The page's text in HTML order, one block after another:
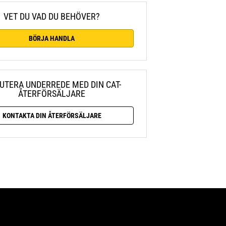
VET DU VAD DU BEHÖVER?
BÖRJA HANDLA
UNDERREDE MED DIN CAT-
ÅTERFÖRSÄLJARE
KONTAKTA DIN ÅTERFÖRSÄLJARE